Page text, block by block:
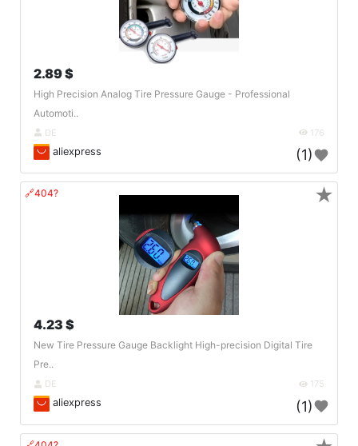
2.89 $
High Precision Analog Tire Pressure Gauge - Professional
Automoti..
DE 176
aliexpress (1)
🔗404?
4.23 $
New Tire Pressure Gauge Backlight High-precision Digital Tire
Pre..
DE 175
aliexpress (1)
★